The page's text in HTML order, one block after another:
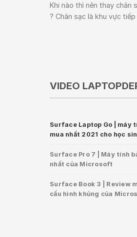
Khi nào thì nên thay chân
? Chân sạc là khu vực tiếp
VIDEO
Surface Laptop Go | máy
mua nhất 2021 cho học
Surface Pro 7 | Máy tính
nhất của Microsoft
Surface Book 3 | Review
cấu hình khủng của